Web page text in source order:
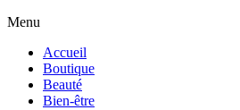
Menu
Accueil
Boutique
Beauté
Bien-être